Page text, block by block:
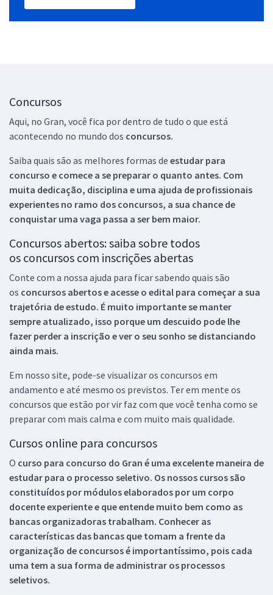
Concursos
Aqui, no Gran, você fica por dentro de tudo o que está
acontecendo no mundo dos concursos.
Saiba quais são as melhores formas de estudar para
concurso e comece a se preparar o quanto antes. Com
muita dedicação, disciplina e uma ajuda de profissionais
experientes no ramo dos concursos, a sua chance de
conquistar uma vaga passa a ser bem maior.
Concursos abertos: saiba sobre todos
os concursos com inscrições abertas
Conte com a nossa ajuda para ficar sabendo quais são
os concursos abertos e acesse o edital para começar a sua
trajetória de estudo. É muito importante se manter
sempre atualizado, isso porque um descuido pode lhe
fazer perder a inscrição e ver o seu sonho se distanciando
ainda mais.
Em nosso site, pode-se visualizar os concursos em
andamento e até mesmo os previstos. Ter em mente os
concursos que estão por vir faz com que você tenha como se
preparar com mais calma e com muito mais qualidade.
Cursos online para concursos
O curso para concurso do Gran é uma excelente maneira de
estudar para o processo seletivo. Os nossos cursos são
constituídos por módulos elaborados por um corpo
docente experiente e que entende muito bem como as
bancas organizadoras trabalham. Conhecer as
características das bancas que tomam a frente da
organização de concursos é importantíssimo, pois cada
uma tem a sua forma de administrar os processos
seletivos.